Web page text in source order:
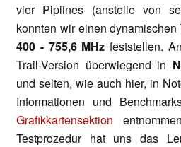
vier Piplines (anstelle von
konnten wir einen dynamischen
400 - 755,6 MHz feststellen.
Trail-Version überwiegend in
und selten, wie auch hier, in
Informationen und
Grafikkartensektion
Testprozedur hat uns das